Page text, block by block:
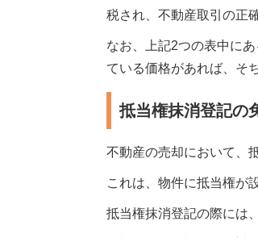
税され、不動産取引の正
なお、上記2つの表中に
ている価格があれば、そ
抵当権抹消登記の
不動産の売却において、
これは、物件に抵当権が
抵当権抹消登記の際には